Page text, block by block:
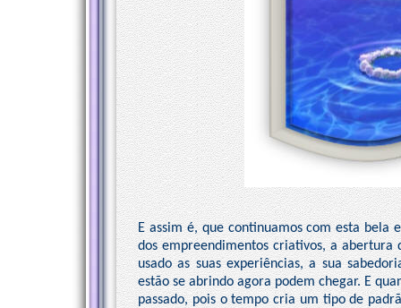
E assim é, que continuamos com esta bela
dos empreendimentos criativos, a abertura
usado as suas experiências, a sua
estão se abrindo agora podem chegar. E
passado, pois o tempo cria um tipo de